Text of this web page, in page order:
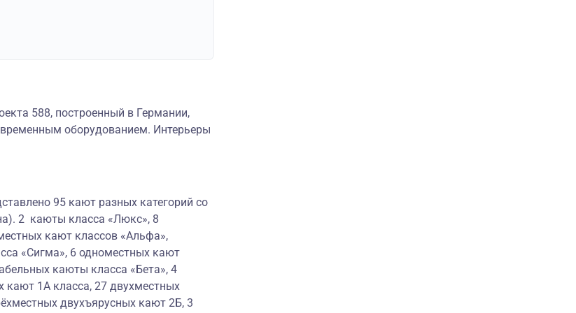
588, построенный в Германии,
оборудованием. Интерьеры
95 кают разных категорий со
2 каюты класса «Люкс», 8
кают классов «Альфа»,
«Сигма», 6 одноместных кают
каюты класса «Бета», 4
1А класса, 27 двухместных
двухъярусных кают 2Б, 3